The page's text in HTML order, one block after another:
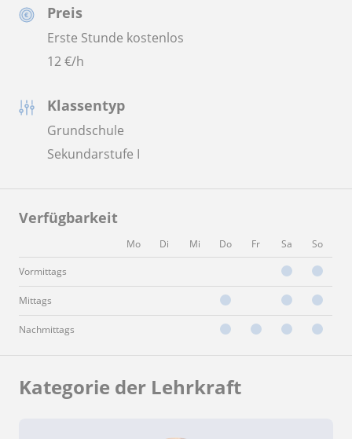
Preis
Erste Stunde kostenlos
12€/h
Klassentyp
Grundschule
Sekundarstufe I
Verfügbarkeit
Mo Di Mi Do Fr Sa So
Vormittags
Mittags
Nachmittags
Kategorie der Lehrkraft